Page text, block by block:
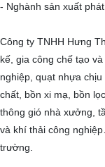
- Nghành sản xuất
Công ty TNHH Hưng
kế, gia công chế tạo
nghiệp, quạt nhựa
chất, bồn xi mạ, bồn
thông gió nhà xưởng,
và khí thải công
trường.